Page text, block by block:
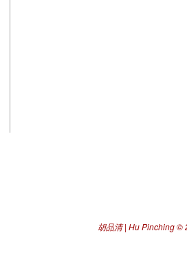
胡品清 | Hu Pinching©